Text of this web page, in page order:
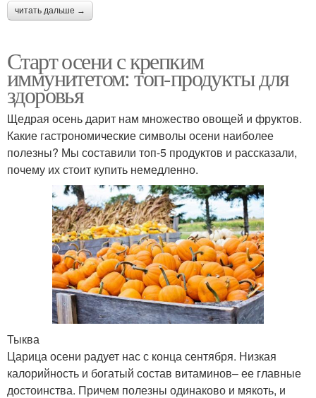
читать дальше →
Старт осени с крепким
иммунитетом: топ-продукты для
здоровья
Щедрая осень дарит нам множество овощей и фруктов.
Какие гастрономические символы осени наиболее
полезны? Мы составили топ-5 продуктов и рассказали,
почему их стоит купить немедленно.
Тыква
Царица осени радует нас с конца сентября. Низкая
калорийность и богатый состав витаминов– ее главные
достоинства. Причем полезны одинаково и мякоть, и